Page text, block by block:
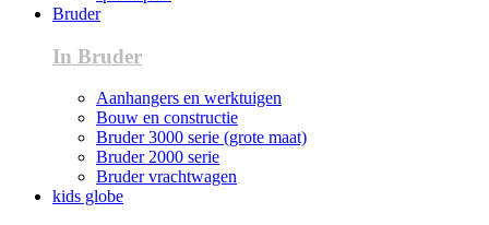
Bruder
In Bruder
Aanhangers en werktuigen
Bouw en constructie
Bruder 3000 serie (grote maat)
Bruder 2000 serie
Bruder vrachtwagen
kids globe